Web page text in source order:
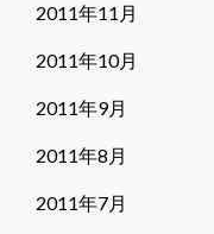
2011年11月
2011年10月
2011年9月
2011年8月
2011年7月